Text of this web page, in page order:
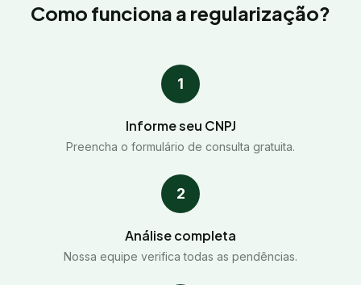
Como funciona a regularização?
1
Informe seu CNPJ
Preencha o formulário de consulta gratuita.
2
Análise completa
Nossa equipe verifica todas as pendências.